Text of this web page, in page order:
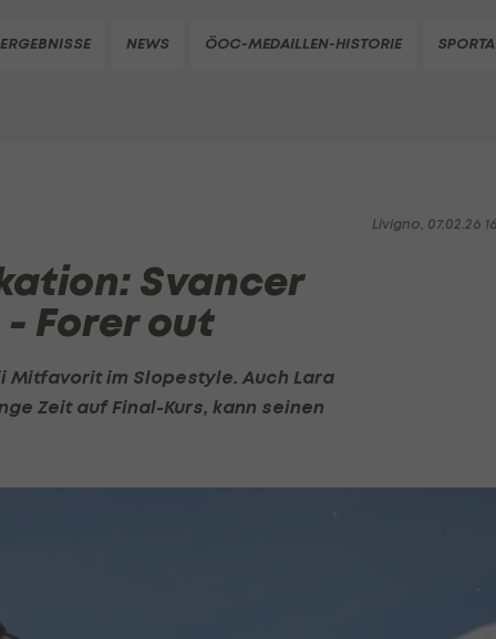
ERGEBNISSE NEWS ÖOC-MEDAILLEN-HISTORIE
Livigno, 07.02.26
Svancer
Forer out
Mitfavorit im Slopestyle. Auch Lara
Zeit auf Final-Kurs, kann seinen